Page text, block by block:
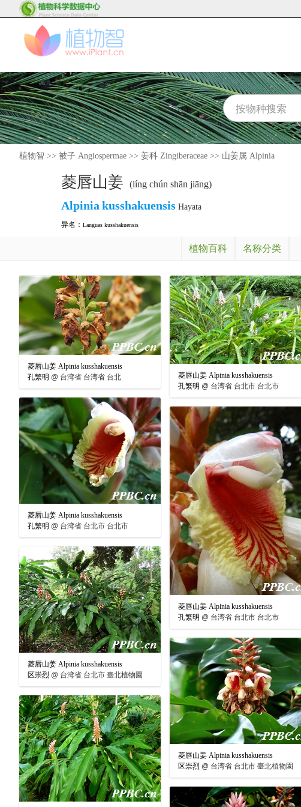
植物智 >> 被子 Angiospermae >> 姜科 Zingiberaceae >> 山姜属 Alpinia
菱唇山姜 (líng chún shān jiāng)
Alpinia kusshakuensis Hayata
异名： Languas kusshakuensis
植物百科 名称分类
菱唇山姜 Alpinia kusshakuensis
孔繁明 @ 台湾省 台湾省 台北
菱唇山姜 Alpinia kusshakuensis
孔繁明 @ 台湾省 台北市 台北市
菱唇山姜 Alpinia kusshakuensis
孔繁明 @ 台湾省 台北市 台北市
菱唇山姜 Alpinia kusshakuensis
孔繁明 @ 台湾省 台北市 台北市
菱唇山姜 Alpinia kusshakuensis
区崇烈 @ 台湾省 台北市 臺北植物園
菱唇山姜 Alpinia kusshakuensis
区崇烈 @ 台湾省 台北市 臺北植物園